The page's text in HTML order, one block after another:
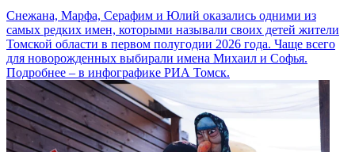
Снежана, Марфа, Серафим и Юлий оказались одними из
самых редких имен, которыми называли своих детей жители
Томской области в первом полугодии 2026 года. Чаще всего
для новорожденных выбирали имена Михаил и Софья.
Подробнее – в инфографике РИА Томск.